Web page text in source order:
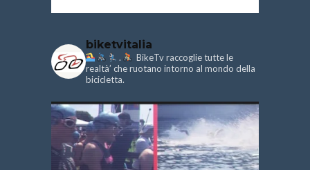
biketvitalia
.
BikeTv raccoglie tutte le
realtà’ che ruotano intorno al mondo della
bicicletta.